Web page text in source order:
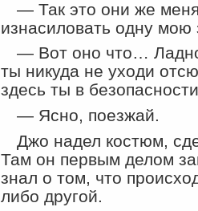
— Так это они же
изнасиловать одну мою
— Вот оно что…
ты никуда не уходи
здесь ты в
— Ясно, поезжай.
Джо надел костюм,
Там он первым делом
знал о том, что
либо другой.